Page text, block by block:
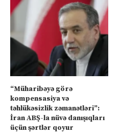
“Müharibəyə görə
kompensasiya və
təhlükəsizlik zəmanətləri”:
İran ABŞ-la nüvə danışıqları
üçün şərtlər qoyur